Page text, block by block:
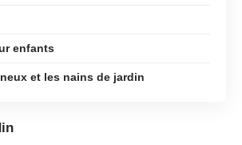
enfants
et les nains de jardin